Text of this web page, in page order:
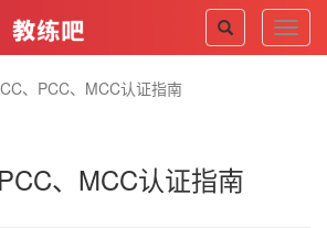
、PCC、MCC认证指南
、MCC认证指南